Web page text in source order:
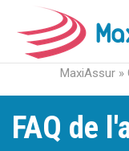
MaxiAssur »
FAQ de